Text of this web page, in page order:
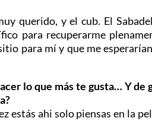
querido, y el cub. El
para recuperarme
para mí y que me
lo que más te gusta… Y de
estás ahi solo piensas en la